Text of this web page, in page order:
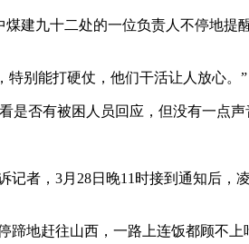
建九十二处的一位负责人不停地提
特别能打硬仗，他们干活让人放心。”
否有被困人员回应，但没有一点声
者，3月28日晚11时接到通知后，
地赶往山西，一路上连饭都顾不上